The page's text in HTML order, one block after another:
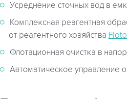
Усреднение сточных вод в
Комплексная реагентная
от реагентного хозяйства
Флотационная очистка в
Автоматическое управление